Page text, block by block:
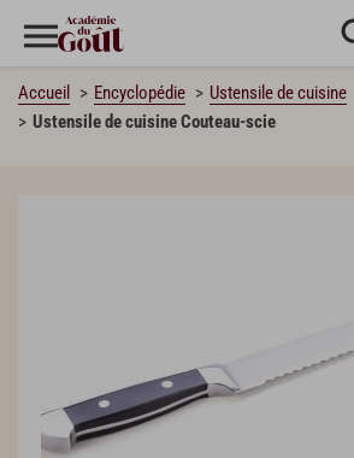
Accueil Encyclopédie
Ustensile de cuisine
Ustensile de cuisine Couteau-scie